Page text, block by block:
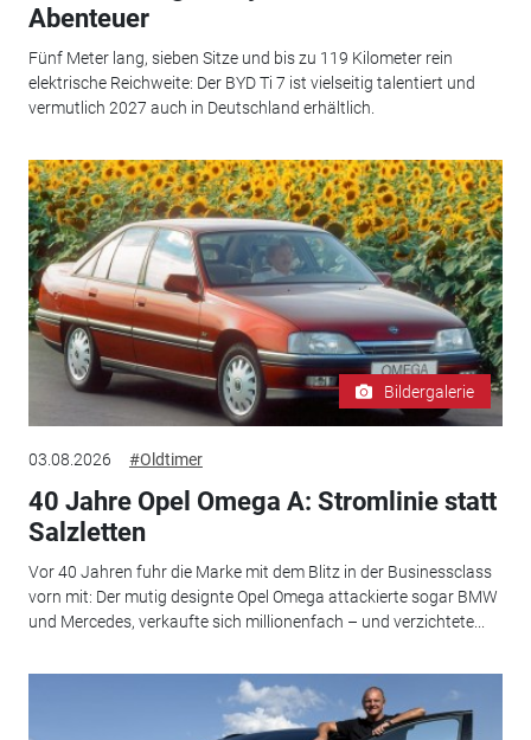
Abenteuer
Fünf Meter lang, sieben Sitze und bis zu 119 Kilometer rein
elektrische Reichweite: Der BYD Ti 7 ist vielseitig talentiert und
vermutlich 2027 auch in Deutschland erhältlich.
Bildergalerie
03.08.2026 #Oldtimer
40 Jahre Opel Omega A: Stromlinie statt
Salzletten
Vor 40 Jahren fuhr die Marke mit dem Blitz in der Businessclass
vorn mit: Der mutig designte Opel Omega attackierte sogar BMW
und Mercedes, verkaufte sich millionenfach – und verzichtete...